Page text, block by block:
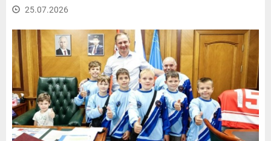
25.07.2026